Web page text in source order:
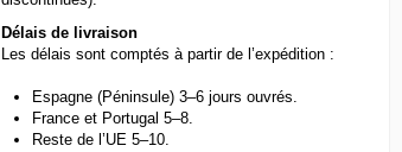
Délais de livraison
Les délais sont comptés à partir de l’expédition :
Espagne (Péninsule) 3–6 jours ouvrés.
France et Portugal 5–8.
Reste de l’UE 5–10.